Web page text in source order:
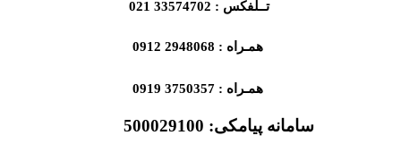
تــلفکس : 33574702 021
همـراه : 2948068 0912
همـراه : 3750357 0919
سامانه پیامکی: 500029100